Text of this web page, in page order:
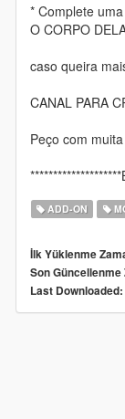
* Complete
O CORPO
caso queira
CANAL PARA
Peço com
ADD-ON
İlk Yüklenme
Son Güncellenme
Last Downloaded: